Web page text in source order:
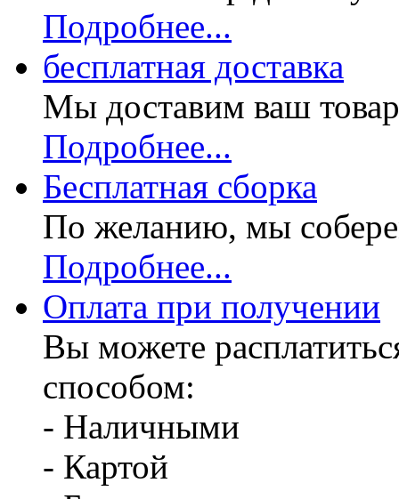
Подробнее...
бесплатная доставка
Мы доставим ваш
Подробнее...
Бесплатная сборка
По желанию, мы
Подробнее...
Оплата при получении
Вы можете
способом:
- Наличными
- Картой